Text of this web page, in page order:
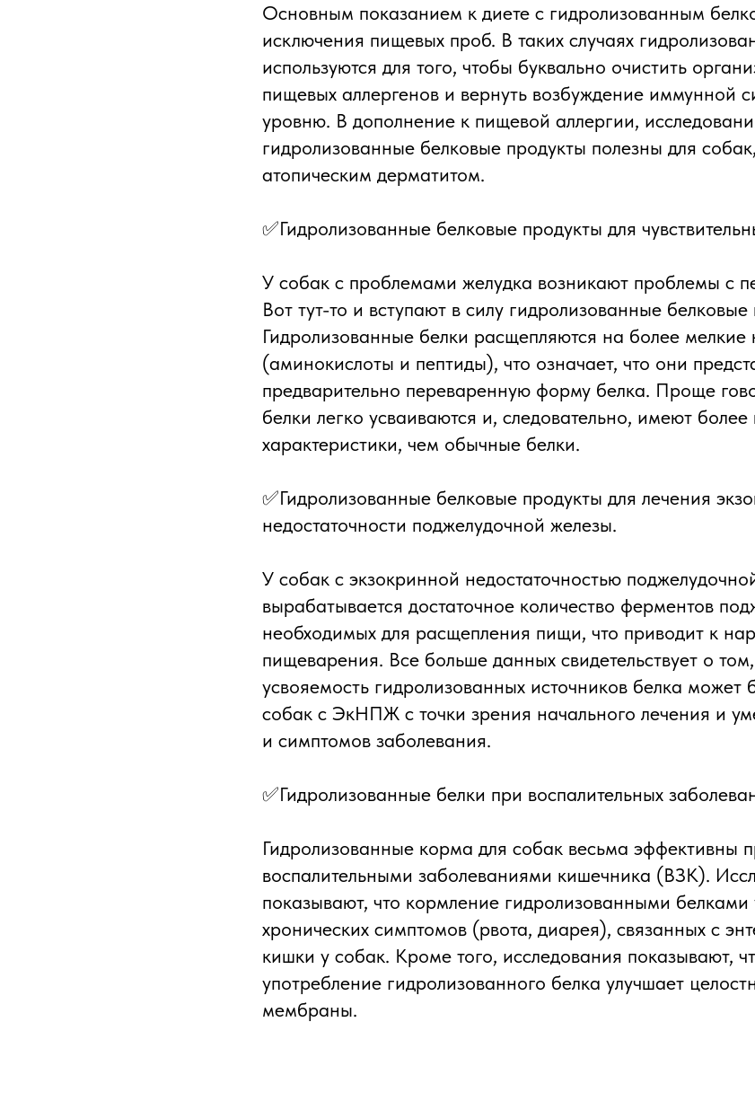
Основным показанием к диете с гидролизованным
исключения пищевых проб. В таких случаях
используются для того, чтобы буквально очистить
пищевых аллергенов и вернуть возбуждение иммунной
уровню. В дополнение к пищевой аллергии,
гидролизованные белковые продукты полезны для
атопическим дерматитом.
✅Гидролизованные белковые продукты для
У собак с проблемами желудка возникают проблемы с
Вот тут-то и вступают в силу гидролизованные
Гидролизованные белки расщепляются на более мелкие
(аминокислоты и пептиды), что означает, что они
предварительно переваренную форму белка. Проще
белки легко усваиваются и, следовательно, имеют
характеристики, чем обычные белки.
✅Гидролизованные белковые продукты для лечения
недостаточности поджелудочной железы.
У собак с экзокринной недостаточностью
вырабатывается достаточное количество ферментов
необходимых для расщепления пищи, что приводит к
пищеварения. Все больше данных свидетельствует о том,
усвояемость гидролизованных источников белка может
собак с ЭкНПЖ с точки зрения начального лечения и
и симптомов заболевания.
✅Гидролизованные белки при воспалительных
Гидролизованные корма для собак весьма эффективны
воспалительными заболеваниями кишечника (ВЗК).
показывают, что кормление гидролизованными белками
хронических симптомов (рвота, диарея), связанных с
кишки у собак. Кроме того, исследования показывают,
употребление гидролизованного белка улучшает
мембраны.